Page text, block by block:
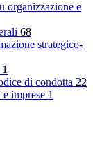
organizzazione e
68
strategico-
1
di condotta 22
imprese 1